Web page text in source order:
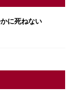
に死ねない